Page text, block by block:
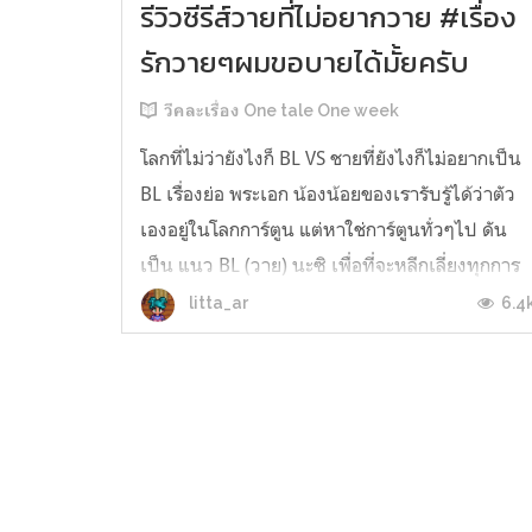
รีวิวซีรีส์วายที่ไม่อยากวาย #เรื่อง
รักวายๆผมขอบายได้มั้ยครับ
วีคละเรื่อง One tale One week
โลกที่ไม่ว่ายังไงก็ BL VS ชายที่ยังไงก็ไม่อยากเป็น
BL เรื่องย่อ พระเอก น้องน้อยของเรารับรู้ได้ว่าตัว
เองอยู่ในโลกการ์ตูน แต่หาใช่การ์ตูนทั่วๆไป ดัน
เป็น แนว BL (วาย) นะซิ เพื่อที่จะหลีกเลี่ยงทุกการ
ปักธงจากเพศเดียวกัน น้องจึงสรรหาทุกวิธีการงัด
ทุกทักษะความรู้มาหลบหลีก ยิ่งกว่าหนีระเบิดใน
litta_ar